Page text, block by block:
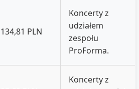
134,81 PLN
Koncerty z
udziałem
zespołu
ProForma.
Koncerty z